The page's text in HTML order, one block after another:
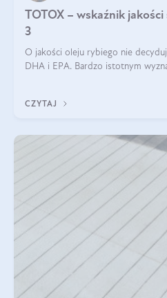
TOTOX – wskaźnik
3
O jakości oleju rybiego nie
DHA i EPA. Bardzo istotnym
CZYTAJ